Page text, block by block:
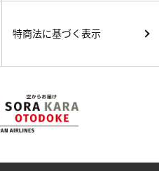
特商法に基づく表示